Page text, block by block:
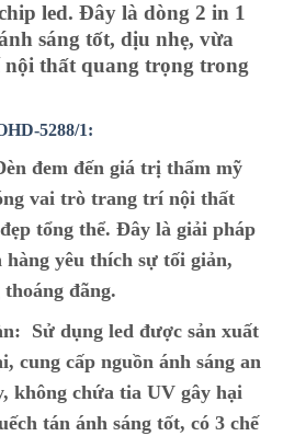
led. Đây là dòng 2 in 1
sáng tốt, dịu nhẹ, vừa
thất quang trọng trong
5288/1:
đem đến giá trị thẩm mỹ
vai trò trang trí nội thất
tổng thể. Đây là giải pháp
yêu thích sự tối giản,
đãng.
Sử dụng led được sản xuất
cung cấp nguồn ánh sáng an
không chứa tia UV gây hại
tán ánh sáng tốt, có 3 chế